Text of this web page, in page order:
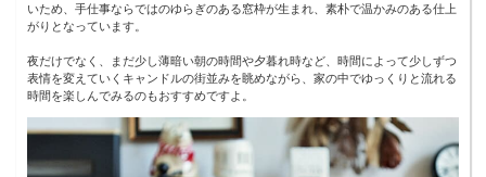
いため、手仕事ならではのゆらぎのある窓枠が生まれ、素朴で温かみのある仕上
がりとなっています。
夜だけでなく、まだ少し薄暗い朝の時間や夕暮れ時など、時間によって少しずつ
表情を変えていくキャンドルの街並みを眺めながら、家の中でゆっくりと流れる
時間を楽しんでみるのもおすすめですよ。